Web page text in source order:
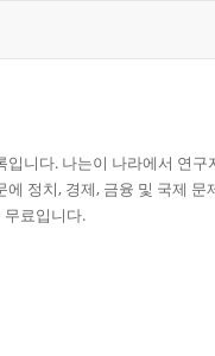
니다. 나는이 나라에서 연구
정치, 경제, 금융 및 국제 문
무료입니다.